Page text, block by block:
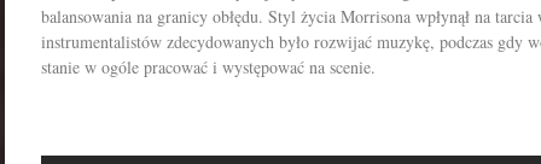
balansowania na granicy obłędu. Styl życia Morrisona wpłynął na
instrumentalistów zdecydowanych było rozwijać muzykę, podczas gdy
stanie w ogóle pracować i występować na scenie.